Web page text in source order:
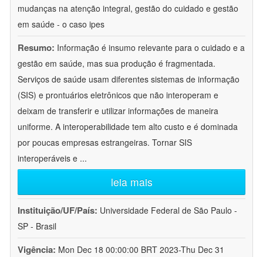
mudanças na atenção integral, gestão do cuidado e gestão
em saúde - o caso ipes
Resumo: Informação é insumo relevante para o cuidado e a
gestão em saúde, mas sua produção é fragmentada.
Serviços de saúde usam diferentes sistemas de informação
(SIS) e prontuários eletrônicos que não interoperam e
deixam de transferir e utilizar informações de maneira
uniforme. A interoperabilidade tem alto custo e é dominada
por poucas empresas estrangeiras. Tornar SIS
interoperáveis e ...
leia mais
Instituição/UF/País: Universidade Federal de São Paulo -
SP - Brasil
Vigência: Mon Dec 18 00:00:00 BRT 2023-Thu Dec 31